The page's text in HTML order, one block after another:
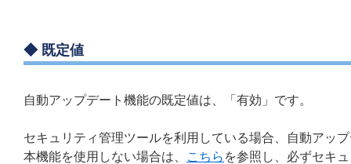
◆ 既定値
自動アップデート機能の既定値は、「有効」です。
セキュリティ管理ツールを利用している場合、自動アッ
本機能を使用しない場合は、
こちら を参照し、必ずセキ